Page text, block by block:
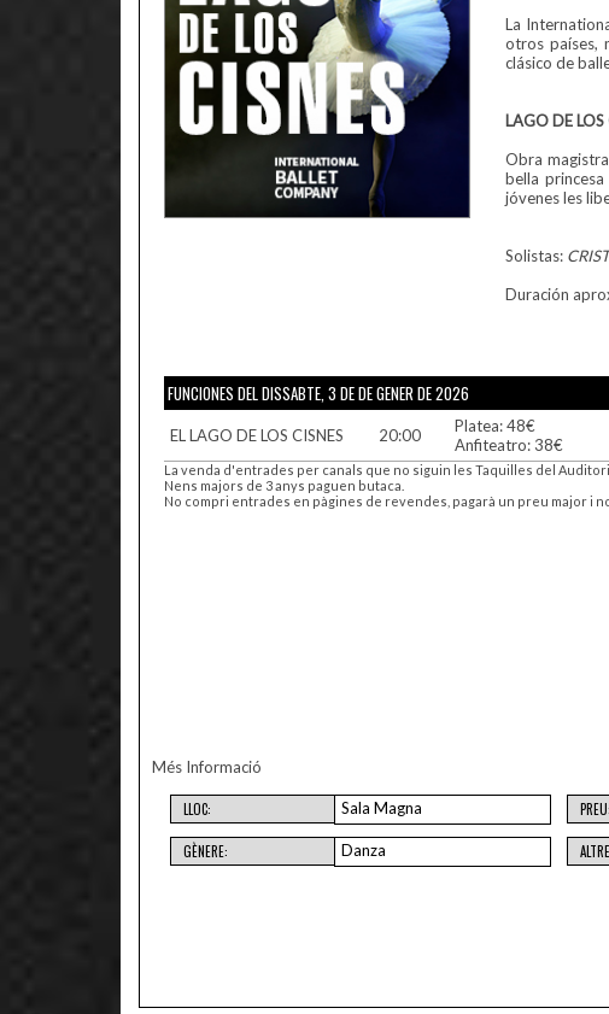
La
otros países,
clásico de
LAGO DE LOS
Obra
bella
jóvenes les
Solistas:
Duración
FUNCIONES DEL DISSABTE, 3 DE DE GENER DE 2026
EL LAGO DE LOS CISNES 20:00
Platea: 48€
Anfiteatro: 38€
La venda d'entrades per canals que no siguin les Taquilles del
Nens majors de 3 anys paguen butaca.
No compri entrades en pàgines de revendes, pagarà un preu major i
Més Informació
LLOC: Sala Magna
GÈNERE: Danza
PREU: